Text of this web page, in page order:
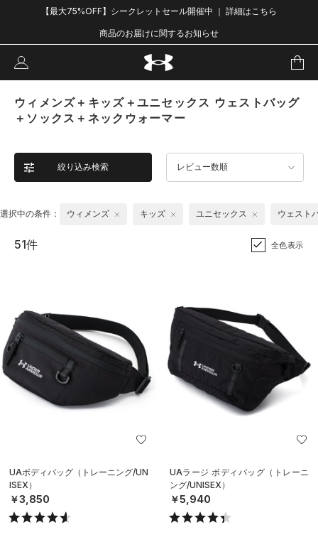
【最大75%OFF】シークレットセール開催中 ｜ 詳細はこちら
商品のお届けに関するお知らせ
ウィメンズ＋キッズ＋ユニセックス ウェストバッグ
＋ソックス＋ネックウォーマー
絞り込み検索 レビュー数順
選択中の条件： ウィメンズ キッズ ユニセックス ウェスト
51件 全色表示
UAボディバッグ（トレーニング/UN
ISEX）
￥3,850
UAラージ ボディバッグ（トレーニ
ング/UNISEX）
￥5,940